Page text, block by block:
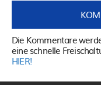
Die Kommentare
eine schnelle
HIER!